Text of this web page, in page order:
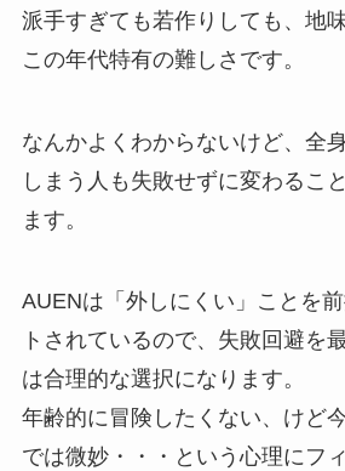
派手すぎても若作りしても、地
この年代特有の難しさです。
なんかよくわからないけど、全
しまう人も失敗せずに変わるこ
ます。
AUENは「外しにくい」ことを
トされているので、失敗回避を
は合理的な選択になります。
年齢的に冒険したくない、けど
では微妙・・・という心理にフ